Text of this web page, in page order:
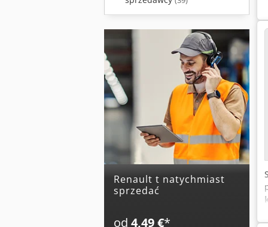
renault t natychmiast
sprzedać
od 4,49 €*